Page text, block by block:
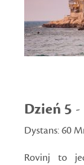
Dzień 5 -
Dystans: 60
Rovinj to